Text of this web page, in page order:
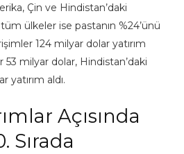
Çin ve Hindistan’daki
ülkeler ise pastanın %24’ünü
124 milyar dolar yatırım
53 milyar dolar, Hindistan’daki
yatırım aldı.
Açısında
Sırada